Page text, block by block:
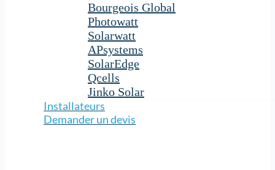
Bourgeois Global
Photowatt
Solarwatt
APsystems
SolarEdge
Qcells
Jinko Solar
Installateurs
Demander un devis